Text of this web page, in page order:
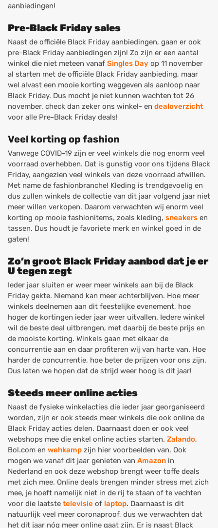
aanbiedingen!
Pre-Black Friday sales
Naast de officiële Black Friday aanbiedingen, gaan er ook
pre-Black Friday aanbiedingen zijn! Zo zijn er een aantal
winkel die niet meteen vanaf Singles Day op 11 november
al starten met de officiële Black Friday aanbieding, maar
wel alvast een mooie korting weggeven als aanloop naar
Black Friday. Dus mocht je niet kunnen wachten tot 26
november, check dan zeker ons winkel- en dealoverzicht
voor alle Pre-Black Friday deals!
Veel korting op fashion
Vanwege COVID-19 zijn er veel winkels die nog enorm veel
voorraad overhebben. Dat is gunstig voor ons tijdens Black
Friday, aangezien veel winkels van deze voorraad afwillen.
Met name de fashionbranche! Kleding is trendgevoelig en
dus zullen winkels de collectie van dit jaar volgend jaar niet
meer willen verkopen. Daarom verwachten wij enorm veel
korting op mooie fashionitems, zoals kleding, sneakers en
tassen. Dus houdt je favoriete merk en winkel goed in de
gaten!
Zo’n groot Black Friday aanbod dat je er
U tegen zegt
Ieder jaar sluiten er weer meer winkels aan bij de Black
Friday gekte. Niemand kan meer achterblijven. Hoe meer
winkels deelnemen aan dit feestelijke evenement, hoe
hoger de kortingen ieder jaar weer uitvallen. Iedere winkel
wil de beste deal uitbrengen, met daarbij de beste prijs en
de mooiste korting. Winkels gaan met elkaar de
concurrentie aan en daar profiteren wij van harte van. Hoe
harder de concurrentie, hoe beter de prijzen voor ons zijn.
Dus laten we hopen dat de strijd weer hoog is dit jaar!
Steeds meer online acties
Naast de fysieke winkelacties die ieder jaar georganiseerd
worden, zijn er ook steeds meer winkels die ook online de
Black Friday acties delen. Daarnaast doen er ook veel
webshops mee die enkel online acties starten. Zalando,
Bol.com en wehkamp zijn hier voorbeelden van. Ook
mogen we vanaf dit jaar genieten van Amazon in
Nederland en ook deze webshop brengt weer toffe deals
met zich mee. Online deals brengen minder stress met zich
mee, je hoeft namelijk niet in de rij te staan of te vechten
voor die laatste televisie of laptop. Daarnaast is dit
natuurlijk veel meer coronaproof, dus we verwachten dat
het dit jaar nóg meer online gaat zijn. Er is naast Black